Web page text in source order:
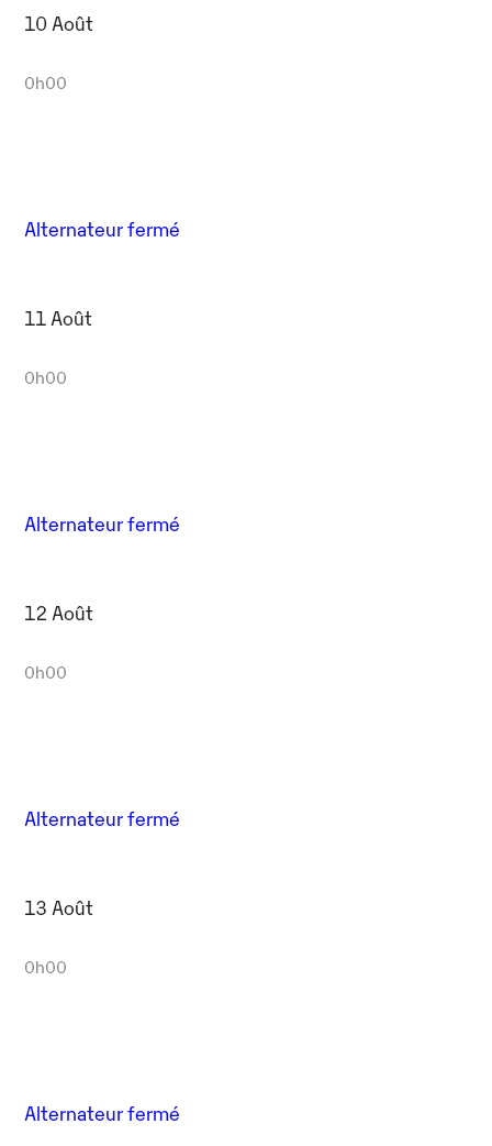
10 Août
0h00
Alternateur fermé
11 Août
0h00
Alternateur fermé
12 Août
0h00
Alternateur fermé
13 Août
0h00
Alternateur fermé